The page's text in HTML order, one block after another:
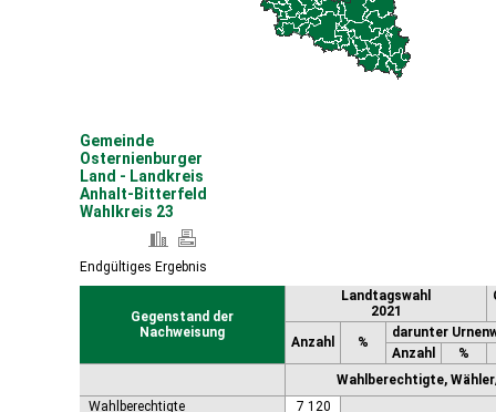
Eilsleben
Eisleben, Lutherstadt
Elbe-Parey
Elsteraue
Falkenstein/Harz, Stadt
Farnstädt
Finneland
Gardelegen, Hansestadt
Gemeinde
Osternienburger
Land - Landkreis
Anhalt-Bitterfeld
Wahlkreis 23
Endgültiges Ergebnis
Gegenstand der
Nachweisung
Landtagswahl
2021
Anzahl %
darunter
Anzahl
%
Wahlberechtigte,
Wahlberechtigte
7 120